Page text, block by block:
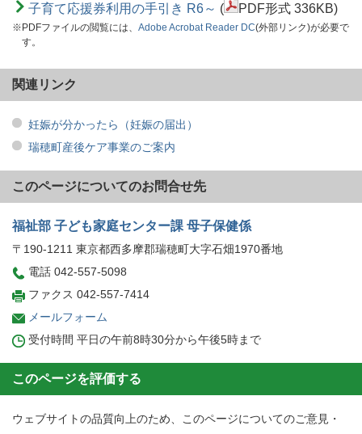
子育て応援券利用の手引き R6～ ( PDF形式 336KB)
※PDFファイルの閲覧には、 Adobe Acrobat Reader DC(外部リンク)が必要で
す。
関連リンク
妊娠が分かったら（妊娠の届出）
瑞穂町産後ケア事業のご案内
このページについてのお問合せ先
福祉部 子ども家庭センター課 母子保健係
〒190-1211 東京都西多摩郡瑞穂町大字石畑1970番地
電話 042-557-5098
ファクス 042-557-7414
メールフォーム
受付時間 平日の午前8時30分から午後5時まで
このページを評価する
ウェブサイトの品質向上のため、このページについてのご意見・